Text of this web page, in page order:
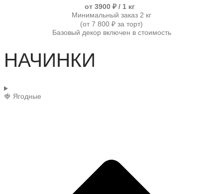
от 3900 ₽ / 1 кг
Минимальный заказ 2 кг
(от 7 800 ₽ за торт)
Базовый декор включен в стоимость
НАЧИНКИ
🍓 Ягодные